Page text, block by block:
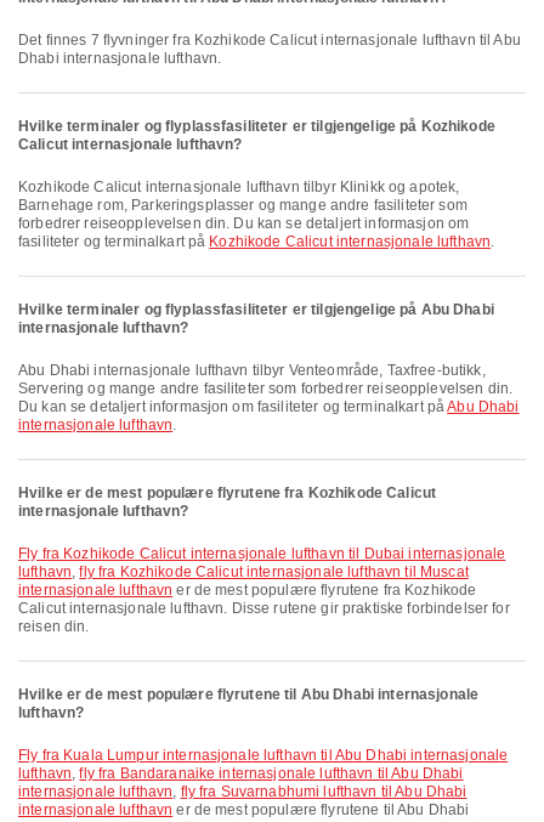
Det finnes 7 flyvninger fra Kozhikode Calicut internasjonale lufthavn til Abu
Dhabi internasjonale lufthavn.
Hvilke terminaler og flyplassfasiliteter er tilgjengelige på Kozhikode
Calicut internasjonale lufthavn?
Kozhikode Calicut internasjonale lufthavn tilbyr Klinikk og apotek,
Barnehage rom, Parkeringsplasser og mange andre fasiliteter som
forbedrer reiseopplevelsen din. Du kan se detaljert informasjon om
fasiliteter og terminalkart på Kozhikode Calicut internasjonale lufthavn.
Hvilke terminaler og flyplassfasiliteter er tilgjengelige på Abu Dhabi
internasjonale lufthavn?
Abu Dhabi internasjonale lufthavn tilbyr Venteområde, Taxfree-butikk,
Servering og mange andre fasiliteter som forbedrer reiseopplevelsen din.
Du kan se detaljert informasjon om fasiliteter og terminalkart påAbu Dhabi
internasjonale lufthavn.
Hvilke er de mest populære flyrutene fra Kozhikode Calicut
internasjonale lufthavn?
fly fra Kozhikode Calicut internasjonale lufthavn til Dubai internasjonale
lufthavn,fly fra Kozhikode Calicut internasjonale lufthavn til Muscat
internasjonale lufthavn er de mest populære flyrutene fra Kozhikode
Calicut internasjonale lufthavn. Disse rutene gir praktiske forbindelser for
reisen din.
Hvilke er de mest populære flyrutene til Abu Dhabi internasjonale
lufthavn?
fly fra Kuala Lumpur internasjonale lufthavn til Abu Dhabi internasjonale
lufthavn,fly fra Bandaranaike internasjonale lufthavn til Abu Dhabi
internasjonale lufthavn, fly fra Suvarnabhumi lufthavn til Abu Dhabi
internasjonale lufthavn er de mest populære flyrutene til Abu Dhabi